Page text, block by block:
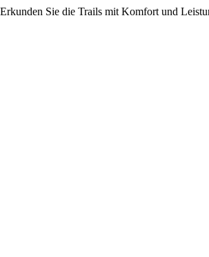
Erkunden Sie die Trails mit Komfort und